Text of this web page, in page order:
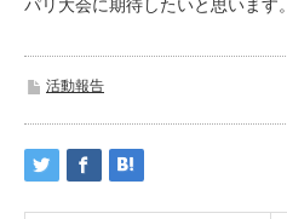
パリ大会に期待したいと思います。
活動報告